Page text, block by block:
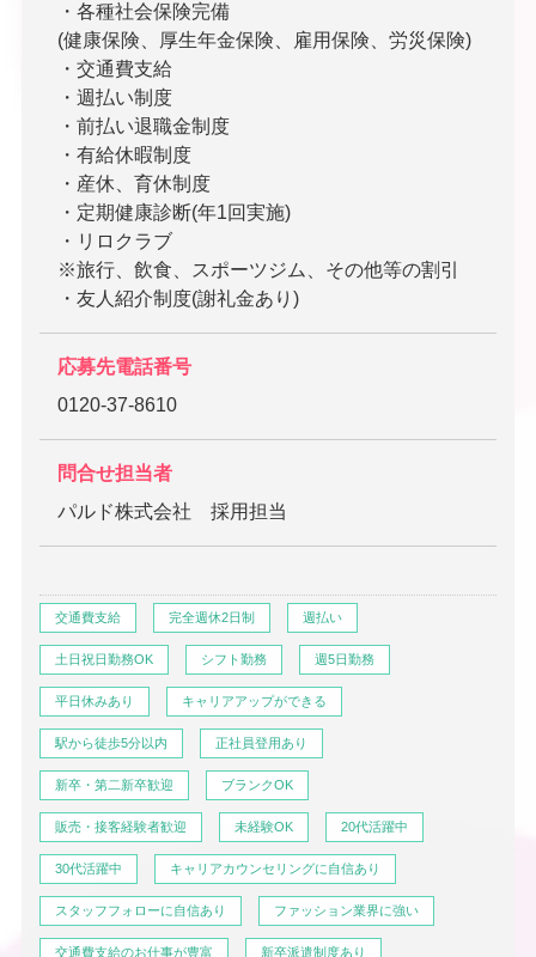
・各種社会保険完備
(健康保険、厚生年金保険、雇用保険、労災保険)
・交通費支給
・週払い制度
・前払い退職金制度
・有給休暇制度
・産休、育休制度
・定期健康診断(年1回実施)
・リロクラブ
※旅行、飲食、スポーツジム、その他等の割引
・友人紹介制度(謝礼金あり)
応募先電話番号
0120-37-8610
問合せ担当者
パルド株式会社 採用担当
交通費支給 完全週休2日制 週払い
土日祝日勤務OK シフト勤務 週5日勤務
平日休みあり キャリアアップができる
駅から徒歩5分以内 正社員登用あり
新卒・第二新卒歓迎 ブランクOK
販売・接客経験者歓迎 未経験OK 20代活躍中
30代活躍中 キャリアカウンセリングに自信あり
スタッフフォローに自信あり ファッション業界に強い
交通費支給のお仕事が豊富 新卒派遣制度あり